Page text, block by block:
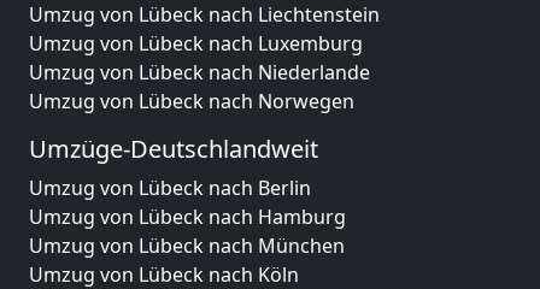
Umzug von Lübeck nach Liechtenstein
Umzug von Lübeck nach Luxemburg
Umzug von Lübeck nach Niederlande
Umzug von Lübeck nach Norwegen
Umzüge-Deutschlandweit
Umzug von Lübeck nach Berlin
Umzug von Lübeck nach Hamburg
Umzug von Lübeck nach München
Umzug von Lübeck nach Köln